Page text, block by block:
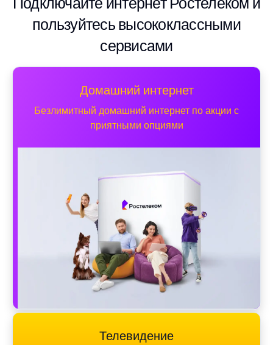
пользуйтесь высококлассными
сервисами
Домашний интернет
Безлимитный домашний интернет по акции с
приятными опциями
Телевидение